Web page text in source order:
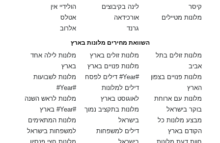
הולידיי אין
אטלס
אלרוב
לינה בקיבוצים
אורכידאה
גרנד
קיסר
מלונות מטיילים
השוואת מחירים מלונות בארץ
מלונות לילה אחד
בארץ
מלונות לשבועות
#Year#
מלונות לראש השנה
בארץ #Year#
מלונות המתאימים
למשפחות בישראל
מלונות זולים בארץ
מלונות פנויים בארץ
דילים לפסח #Year#
דילים למלונות
לאוגוסט בארץ
מלונות בתקציב נמוך
בישראל
דילים למשפחות
מלונות זולים בתל
אביב
מלונות פנויים בצפון
הארץ
מלונות עם ארוחת
בוקר בישראל
מבצע מלונות כל
הקודם בארץ